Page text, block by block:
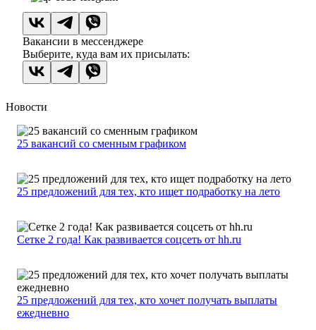
Вакансии в мессенджере
Выберите, куда вам их присылать:
Новости
25 вакансий со сменным графиком
25 предложений для тех, кто ищет подработку на лето
Сетке 2 года! Как развивается соцсеть от hh.ru
25 предложений для тех, кто хочет получать выплаты
ежедневно